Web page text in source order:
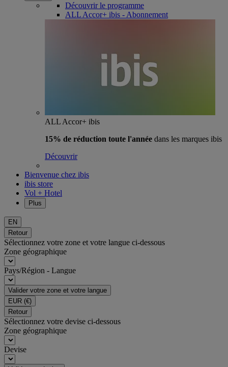
Découvrir le programme
ALL Accor+ ibis - Abonnement
ALL Accor+ ibis
15% de réduction toute l'année dans les marques ibis
Découvrir
Bienvenue chez ibis
ibis store
Vol + Hotel
Plus
EN
Retour
Sélectionnez votre zone et votre langue ci-dessous
Zone géographique
Pays/Région - Langue
Valider votre zone et votre langue
EUR (€)
Retour
Sélectionnez votre devise ci-dessous
Zone géographique
Devise